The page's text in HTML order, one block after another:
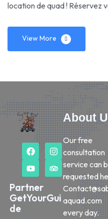
location de quad ! Réservez
View More
Partner
GetYourGui
de
About
Our free
consultation
service can
requested
aquad.com
every day.